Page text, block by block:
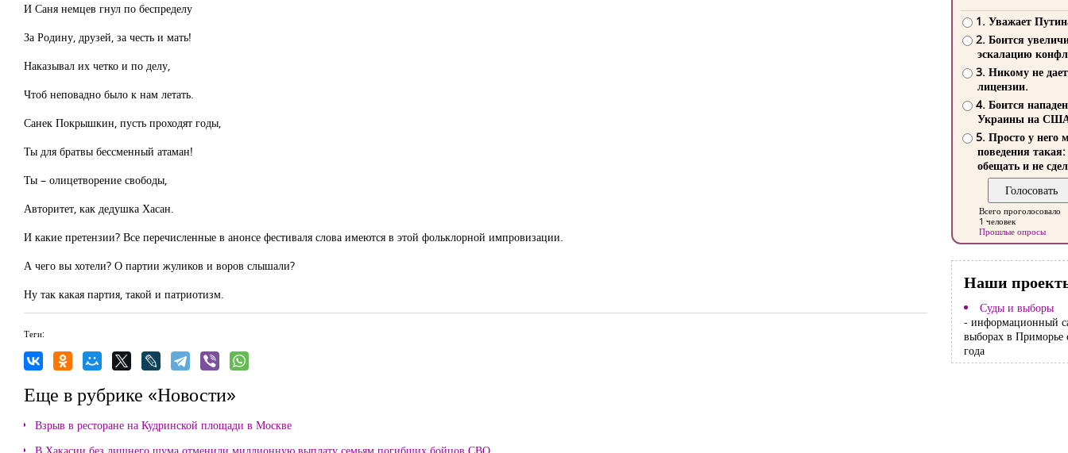
И Саня немцев гнул по беспределу
За Родину, друзей, за честь и мать!
Наказывал их четко и по делу,
Чтоб неповадно было к нам летать.
Санек Покрышкин, пусть проходят годы,
Ты для братвы бессменный атаман!
Ты – олицетворение свободы,
Авторитет, как дедушка Хасан.
И какие претензии? Все перечисленные в анонсе фестиваля слова имеются в этой фольклорной импровизации.
А чего вы хотели? О партии жуликов и воров слышали?
Ну так какая партия, такой и патриотизм.
Теги:
Еще в рубрике «Новости»
Взрыв в ресторане на Кудринской площади в Москве
1. Уважает
2. Боится
эскалацию
3. Никому не
лицензии.
4. Боится
Украины на
5. Просто у него
поведения такая:
обещать и не
Всего проголосовало
1 человек
Прошлые опросы
Наши
Суды и выборы
- информационный
выборах в Приморье
года